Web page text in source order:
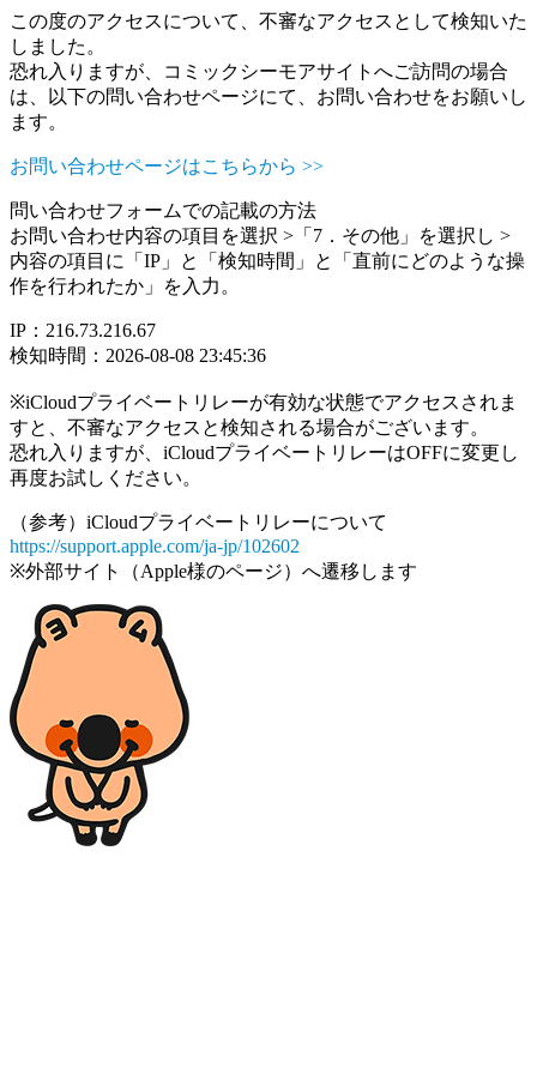
この度のアクセスについて、不審なアクセスとして検知いた
しました。
恐れ入りますが、コミックシーモアサイトへご訪問の場合
は、以下の問い合わせページにて、お問い合わせをお願いし
ます。
お問い合わせページはこちらから >>
問い合わせフォームでの記載の方法
お問い合わせ内容の項目を選択 >「7．その他」を選択し >
内容の項目に「IP」と「検知時間」と「直前にどのような操
作を行われたか」を入力。
IP：216.73.216.67
検知時間：2026-08-08 23:45:36
※iCloudプライベートリレーが有効な状態でアクセスされま
すと、不審なアクセスと検知される場合がございます。
恐れ入りますが、iCloudプライベートリレーはOFFに変更し
再度お試しください。
（参考）iCloudプライベートリレーについて
https://support.apple.com/ja-jp/102602
※外部サイト（Apple様のページ）へ遷移します